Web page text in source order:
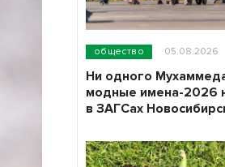
общество 05.08.2026
Ни одного
модные имена-2026
в ЗАГСах